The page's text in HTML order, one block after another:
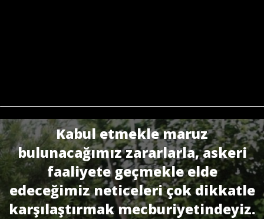
Kabul etmekle maruz
bulunacağımız zararlarla, askeri
faaliyete geçmekle elde
edeceğimiz neticeleri çok dikkatle
karşılaştırmak mecburiyetindeyiz.